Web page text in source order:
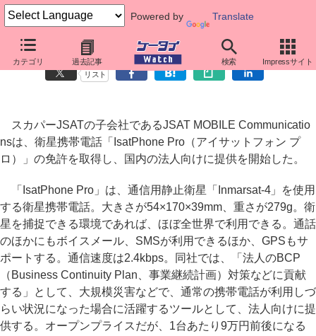
Powered by Translate
カテゴリ 過去記事 検索 Impressサイト
スカパー！子会社、新型の衛星携帯「IsatPhone Pro」
リスト
スカパーJSATの子会社であるJSAT MOBILE Communicatio
nsは、衛星携帯電話「IsatPhone Pro（アイサットフォン プ
ロ）」の免許を取得し、国内の法人向けに提供を開始した。
「IsatPhone Pro」は、通信用静止衛星「Inmarsat-4」を使用
する衛星携帯電話。大きさが54×170×39mm、重さが279g。衛
星を捕捉できる環境であれば、ほぼ全世界で利用できる。通話
のほかにもボイスメール、SMSが利用できるほか、GPSもサ
ポートする。通信速度は2.4kbps。同社では、「法人のBCP
（Business Continuity Plan、事業継続計画）対策などに貢献
する」として、大規模災害などで、通常の携帯電話が利用しづ
らい状況になった場合に活躍するツールとして、法人向けに提
供する。オープンプライスだが、1台あたり9万円前後になる